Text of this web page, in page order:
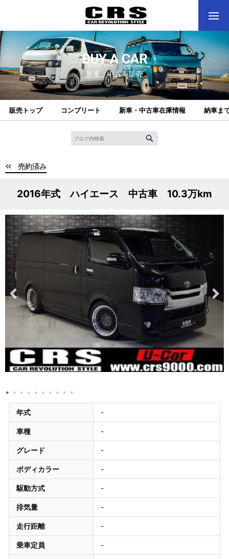
BUY A CAR
新車・中古車販売
販売トップ コンプリート 新車・中古車在庫情報 納車ま
売約済み
2016年式 ハイエース 中古車 10.3万km
年式 -
車種 -
グレード -
ボディカラー -
駆動方式 -
排気量 -
走行距離 -
乗車定員 -